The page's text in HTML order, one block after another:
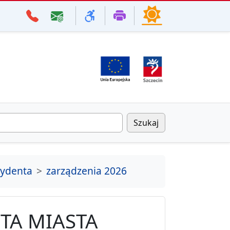
Szukaj
zarządzenia 2026
MIASTA